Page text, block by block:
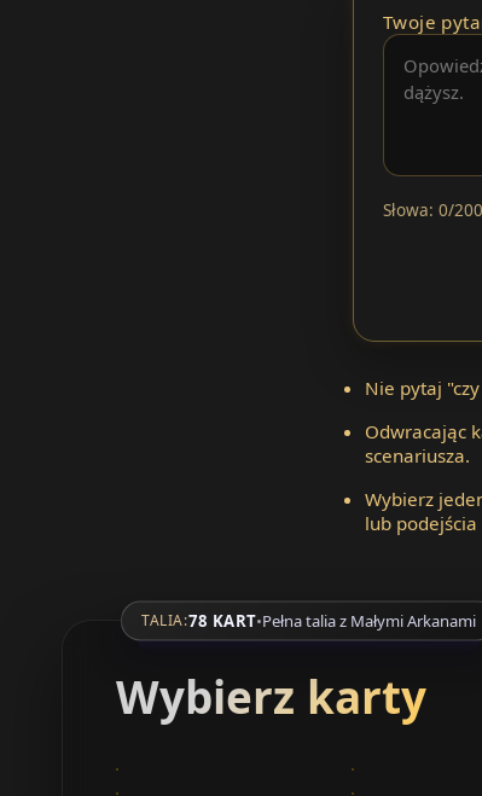
Twoje
Słowa: 0/200
Nie pytaj
Odwracając
scenariusza.
Wybierz
lub
TALIA:78 KART•Pełna talia z Małymi Arkanami
Wybierz karty